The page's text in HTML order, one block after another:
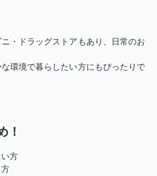
・ドラッグストアもあり、日常のお
環境で暮らしたい方にもぴったりで
！
方